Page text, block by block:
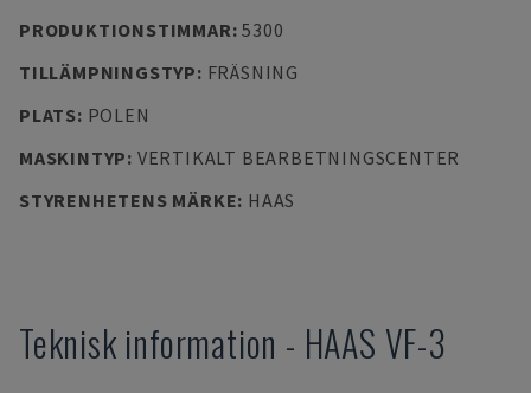
PRODUKTIONSTIMMAR:5300
TILLÄMPNINGSTYP: FRÄSNING
PLATS: POLEN
MASKINTYP: VERTIKALT BEARBETNINGSCENTER
STYRENHETENS MÄRKE: HAAS
Teknisk information - HAAS VF-3